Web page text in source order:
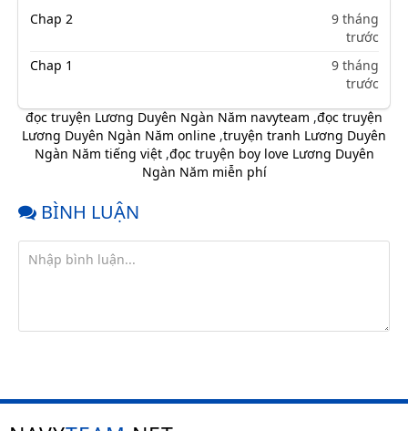
Chap 2
9 tháng
trước
Chap 1
9 tháng
trước
đọc truyện Lương Duyên Ngàn Năm navyteam ,đọc truyện
Lương Duyên Ngàn Năm online ,truyện tranh Lương Duyên
Ngàn Năm tiếng việt,đọc truyện boy love Lương Duyên
Ngàn Năm miễn phí
BÌNH LUẬN